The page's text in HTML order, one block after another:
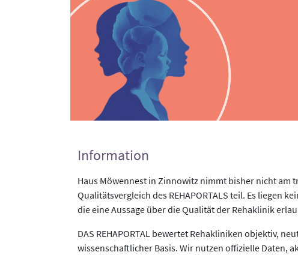
Information
Haus Möwennest in Zinnowitz nimmt bisher nicht am
Qualitätsvergleich des REHAPORTALS teil. Es liegen
die eine Aussage über die Qualität der Rehaklinik
DAS REHAPORTAL bewertet Rehakliniken objektiv,
wissenschaftlicher Basis. Wir nutzen offizielle Daten,